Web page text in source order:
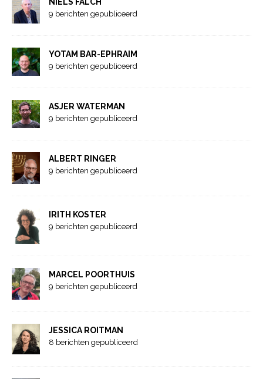
NIELS FALCH
9 berichten gepubliceerd
YOTAM BAR-EPHRAIM
9 berichten gepubliceerd
ASJER WATERMAN
9 berichten gepubliceerd
ALBERT RINGER
9 berichten gepubliceerd
IRITH KOSTER
9 berichten gepubliceerd
MARCEL POORTHUIS
9 berichten gepubliceerd
JESSICA ROITMAN
8 berichten gepubliceerd